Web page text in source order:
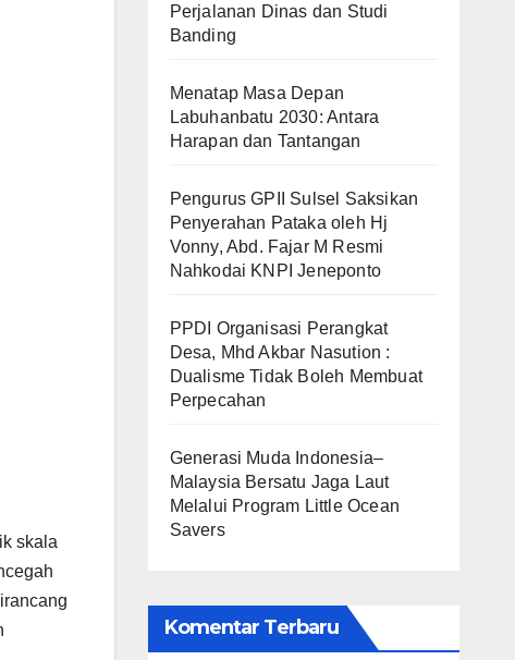
skala
Perjalanan Dinas dan Studi
Banding
Menatap Masa Depan
Labuhanbatu 2030: Antara
Harapan dan Tantangan
Pengurus GPII Sulsel Saksikan
Penyerahan Pataka oleh Hj
Vonny, Abd. Fajar M Resmi
Nahkodai KNPI Jeneponto
PPDI Organisasi Perangkat
Desa, Mhd Akbar Nasution :
Dualisme Tidak Boleh Membuat
Perpecahan
Generasi Muda Indonesia–
Malaysia Bersatu Jaga Laut
Melalui Program Little Ocean
Savers
Komentar Terbaru